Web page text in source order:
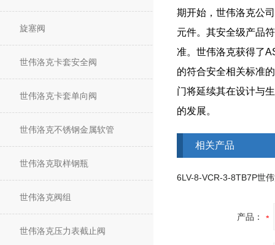
旋塞阀
世伟洛克卡套安全阀
世伟洛克卡套单向阀
世伟洛克不锈钢金属软管
世伟洛克取样钢瓶
世伟洛克阀组
世伟洛克压力表截止阀
期开始，世伟洛克公
元件。其安全级产品
准。世伟洛克获得了
的符合安全相关标准
门将延续其在设计与
的发展。
相关产品
产品：